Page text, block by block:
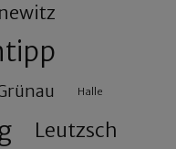
Halle
Leutzsch